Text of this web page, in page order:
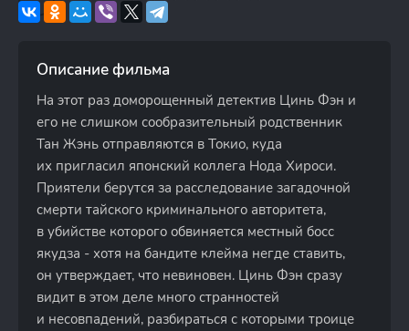
Описание фильма
На этот раз доморощенный детектив Цинь Фэн и
его не слишком сообразительный родственник
Тан Жэнь отправляются в Токио, куда
их пригласил японский коллега Нода Хироси.
Приятели берутся за расследование загадочной
смерти тайского криминального авторитета,
в убийстве которого обвиняется местный босс
якудза - хотя на бандите клейма негде ставить,
он утверждает, что невиновен. Цинь Фэн сразу
видит в этом деле много странностей
и несовпадений, разбираться с которыми троице